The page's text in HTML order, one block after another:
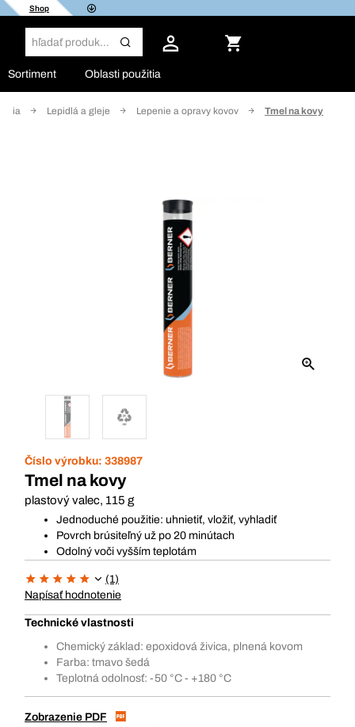
Shop
Sortiment Oblasti použitia
Lepidlá a gleje Lepenie a opravy kovov Tmel na kovy
Číslo výrobku: 338987
Tmel na kovy
plastový valec, 115 g
Jednoduché použitie: uhnietiť, vložiť, vyhladiť
Povrch brúsiteľný už po 20 minútach
Odolný voči vyšším teplotám
(1)
Napísať hodnotenie
Technické vlastnosti
Chemický základ: epoxidová živica, plnená kovom
Farba: tmavo šedá
Teplotná odolnosť: -50 °C - +180 °C
Zobrazenie PDF